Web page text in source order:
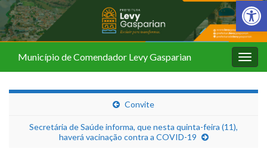
Barra de
Município de Comendador Levy Gasparian
Convite
Secretária de Saúde informa, que nesta quinta-feira (11),
haverá vacinação contra a COVID-19